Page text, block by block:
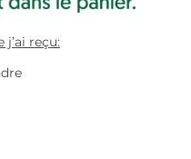
reçu: